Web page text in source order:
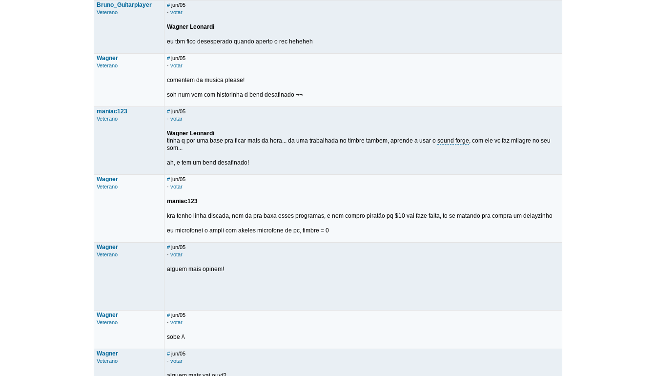
Bruno_Guitarplayer
Veterano
# jun/05
· votar
Wagner Leonardi
eu tbm fico desesperado quando aperto o rec heheheh
Wagner
Veterano
# jun/05
· votar
comentem da musica please!
soh num vem com historinha d bend desafinado ¬¬
maniac123
Veterano
# jun/05
· votar
Wagner Leonardi
tinha q por uma base pra ficar mais da hora... da uma trabalhada no timbre tambem, aprende a usar o sound forge, com ele vc faz milagre no seu
som...
ah, e tem um bend desafinado!
Wagner
Veterano
# jun/05
· votar
maniac123
kra tenho linha discada, nem da pra baxa esses programas, e nem compro piratão pq $10 vai faze falta, to se matando pra compra um delayzinho
eu microfonei o ampli com akeles microfone de pc, timbre = 0
Wagner
Veterano
# jun/05
· votar
alguem mais opinem!
Wagner
Veterano
# jun/05
· votar
sobe /\
Wagner
Veterano
# jun/05
· votar